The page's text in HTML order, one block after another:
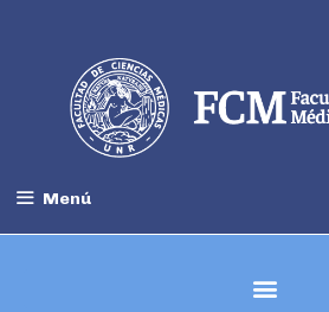
Menú
Escuela de Graduados